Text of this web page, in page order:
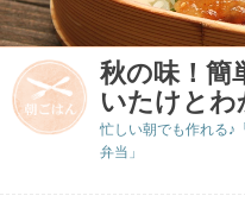
秋の味！簡
いたけとわ
忙しい朝でも作れる♪
弁当」